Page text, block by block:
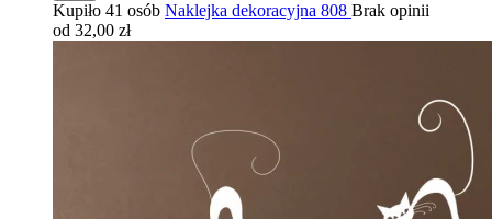
Kupiło 41 osób Naklejka dekoracyjna 808 Brak opinii
od 32,00 zł